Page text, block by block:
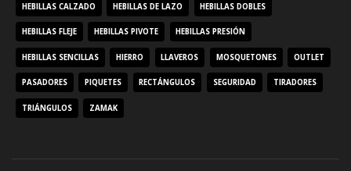
HEBILLAS CALZADO HEBILLAS DE LAZO HEBILLAS DOBLES
HEBILLAS FLEJE HEBILLAS PIVOTE HEBILLAS PRESIÓN
HEBILLAS SENCILLAS HIERRO LLAVEROS MOSQUETONES OUTLET
PASADORES PIQUETES RECTÁNGULOS SEGURIDAD TIRADORES
TRIÁNGULOS ZAMAK